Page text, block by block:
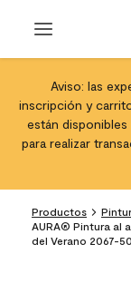
Aviso: las
inscripción y
están disponibles
para realizar
Productos
AURA® Pintura al
del Verano 2067-50